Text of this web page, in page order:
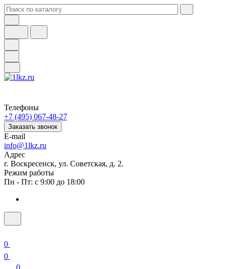
Телефоны
+7 (495) 067-48-27
Заказать звонок
E-mail
info@1lkz.ru
Адрес
г. Воскресенск, ул. Советская, д. 2.
Режим работы
Пн - Пт: с 9:00 до 18:00
0
0
0